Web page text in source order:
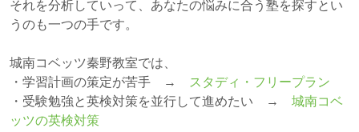
それを分析していって、あなたの悩みに合う塾を探すとい
うのも一つの手です。
城南コベッツ秦野教室では、
・学習計画の策定が苦手 →
スタディ・フリープラン
・受験勉強と英検対策を並行して進めたい → 城南コベ
ッツの英検対策